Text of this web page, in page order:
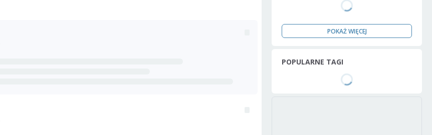
POKAŻ WIĘCEJ
POPULARNE TAGI